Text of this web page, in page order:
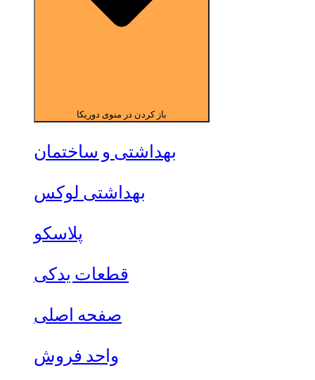
باز کردن در منوی دوریکا
بهداشتی و ساختمان
بهداشتی لوکس
پلاسکو
قطعات یدکی
صفحه اصلی
واحد فروش